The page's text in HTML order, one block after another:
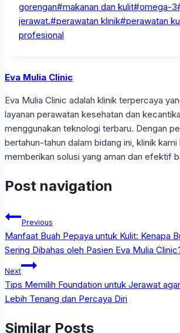
gorengan#makanan dan kulit#omega-3
jerawat.#perawatan klinik#perawatan
profesional
Eva Mulia Clinic
Eva Mulia Clinic adalah klinik terpercaya
layanan perawatan kesehatan dan
menggunakan teknologi terbaru. Dengan
bertahun-tahun dalam bidang ini, klinik
memberikan solusi yang aman dan efektif
Post navigation
Previous
Manfaat Buah Pepaya untuk Kulit: Kenapa
Sering Dibahas oleh Pasien Eva Mulia
Next
Tips Memilih Foundation untuk Jerawat
Lebih Tenang dan Percaya Diri
Similar Posts